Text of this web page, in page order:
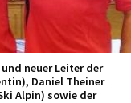
neuer Leiter der
Daniel Theiner
Alpin) sowie der